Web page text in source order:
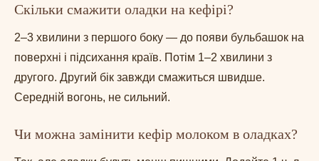
Скільки смажити оладки на кефірі?
2–3 хвилини з першого боку — до появи бульбашок на
поверхні і підсихання країв. Потім 1–2 хвилини з
другого. Другий бік завжди смажиться швидше.
Середній вогонь, не сильний.
Чи можна замінити кефір молоком в оладках?